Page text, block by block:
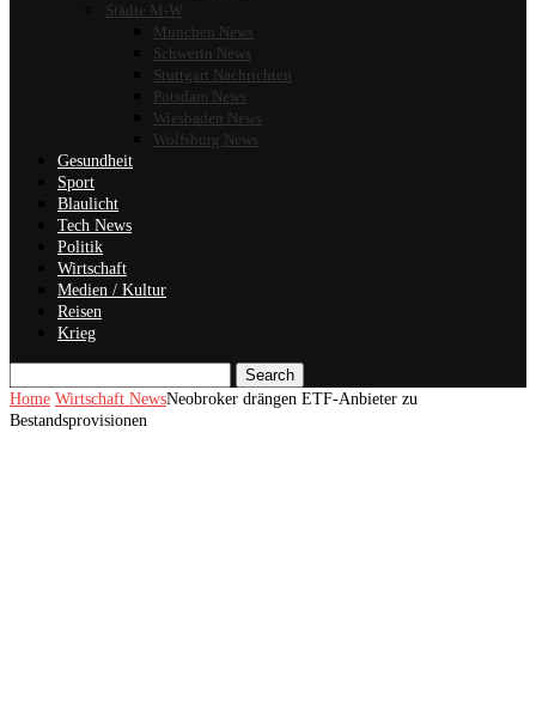
Städte M-W
München News
Schwerin News
Stuttgart Nachrichten
Potsdam News
Wiesbaden News
Wolfsburg News
Gesundheit
Sport
Blaulicht
Tech News
Politik
Wirtschaft
Medien / Kultur
Reisen
Krieg
Search
Home Wirtschaft NewsNeobroker drängen ETF-Anbieter zu
Bestandsprovisionen